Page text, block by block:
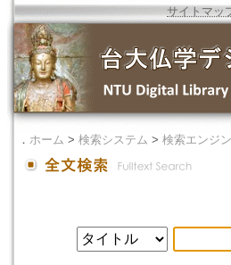
サイトマッ
． ホーム > 検索システム > 検索エンジン